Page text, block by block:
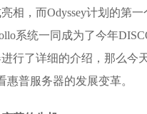
相，而Odyssey计划的第
系统一同成为了今年
行了详细的介绍 ，那么今
惠普服务器的发展变革。